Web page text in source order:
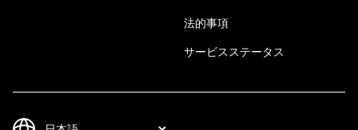
法的事項
サービスステータス